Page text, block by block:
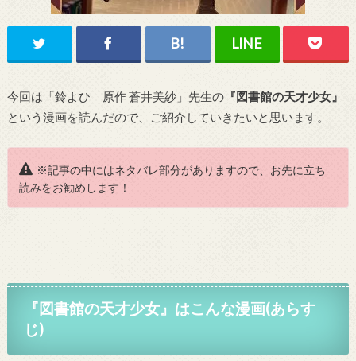
今回は「鈴よひ 原作 蒼井美紗」先生の『図書館の天才少女』
という漫画を読んだので、ご紹介していきたいと思います。
※記事の中にはネタバレ部分がありますので、お先に立ち
読みをお勧めします！
『図書館の天才少女』はこんな漫画(あらす
じ)